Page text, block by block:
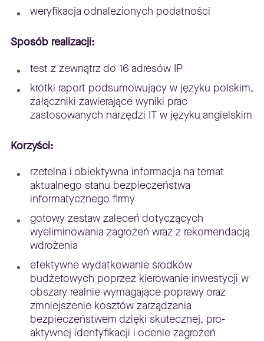
weryfikacja odnalezionych podatności
Sposób realizacji:
test z zewnątrz do 16 adresów IP
krótki raport podsumowujący w języku polskim,
załączniki zawierające wyniki prac
zastosowanych narzędzi IT w języku angielskim
Korzyści:
rzetelna i obiektywna informacja na temat
aktualnego stanu bezpieczeństwa
informatycznego firmy
gotowy zestaw zaleceń dotyczących
wyeliminowania zagrożeń wraz z rekomendacją
wdrożenia
efektywne wydatkowanie środków
budżetowych poprzez kierowanie inwestycji w
obszary realnie wymagające poprawy oraz
zmniejszenie kosztów zarządzania
bezpieczeństwem dzięki skutecznej, pro-
aktywnej identyfikacji i ocenie zagrożeń